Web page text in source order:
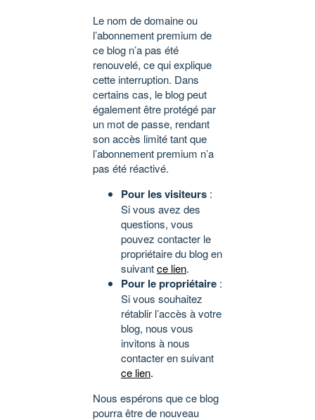
Le nom de domaine ou
l’abonnement premium de
ce blog n’a pas été
renouvelé, ce qui explique
cette interruption. Dans
certains cas, le blog peut
également être protégé par
un mot de passe, rendant
son accès limité tant que
l’abonnement premium n’a
pas été réactivé.
Pour les visiteurs :
Si vous avez des
questions, vous
pouvez contacter le
propriétaire du blog en
suivantce lien.
Pour le propriétaire :
Si vous souhaitez
rétablir l’accès à votre
blog, nous vous
invitons à nous
contacter en suivant
ce lien.
Nous espérons que ce blog
pourra être de nouveau